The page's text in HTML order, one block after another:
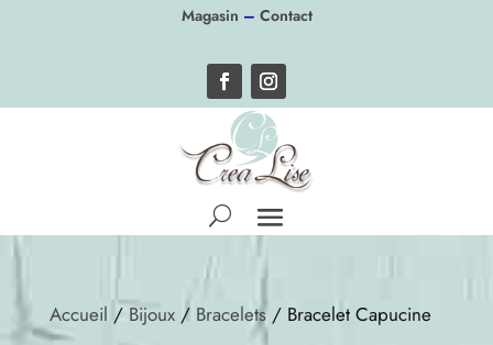
Magasin – Contact
Accueil / Bijoux/ Bracelets/ Bracelet Capucine
Panneau de gestion des cookies